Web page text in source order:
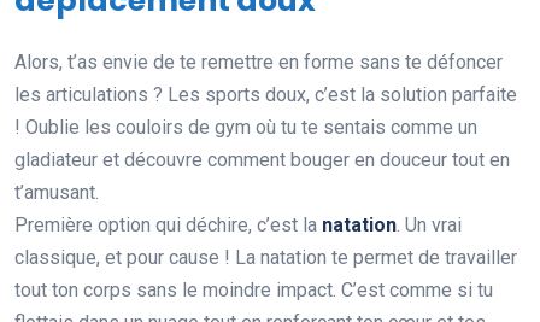
Alors, t’as envie de te remettre en forme sans te défoncer
les articulations ? Les sports doux, c’est la solution parfaite
! Oublie les couloirs de gym où tu te sentais comme un
gladiateur et découvre comment bouger en douceur tout en
t’amusant.
Première option qui déchire, c’est la natation. Un vrai
classique, et pour cause ! La natation te permet de travailler
tout ton corps sans le moindre impact. C’est comme si tu